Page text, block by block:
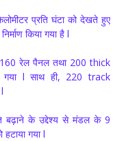
प्रति घंटा को देखते हुए
किया गया है l
रेल पैनल तथा 200 thick
गया l साथ ही, 220 track
बढ़ाने के उद्देश्य से मंडल के 9
गया l